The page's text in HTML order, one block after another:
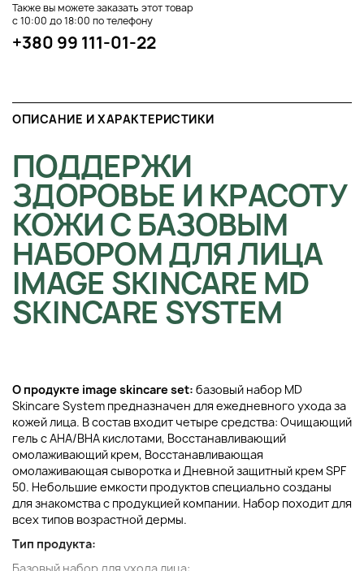
Также вы можете заказать этот товар
с 10:00 до 18:00 по телефону
+380 99 111-01-22
ОПИСАНИЕ И ХАРАКТЕРИСТИКИ
ПОДДЕРЖИ
ЗДОРОВЬЕ И КРАСОТУ
КОЖИ С БАЗОВЫМ
НАБОРОМ ДЛЯ ЛИЦА
IMAGE SKINCARE MD
SKINCARE SYSTEM
О продукте image skincare set: базовый набор MD
Skincare System предназначен для ежедневного ухода за
кожей лица. В состав входит четыре средства: Очищающий
гель с АНА/ВНА кислотами, Восстанавливающий
омолаживающий крем, Восстанавливающая
омолаживающая сыворотка и Дневной защитный крем SPF
50. Небольшие емкости продуктов специально созданы
для знакомства с продукцией компании. Набор походит для
всех типов возрастной дермы.
Тип продукта: